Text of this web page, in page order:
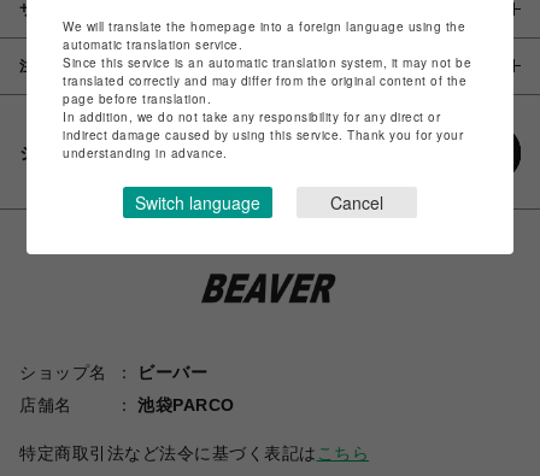
サイズ
注意事項
シェアする
ショップ名
ビーバー
店舗名
池袋PARCO
特定商取引法など法令に基づく表記は こちら
We will translate the homepage into a foreign language using the
automatic translation service.
Since this service is an automatic translation system, it may not be
translated correctly and may differ from the original content of the
page before translation.
In addition, we do not take any responsibility for any direct or
indirect damage caused by using this service. Thank you for your
understanding in advance.
Switch language Cancel